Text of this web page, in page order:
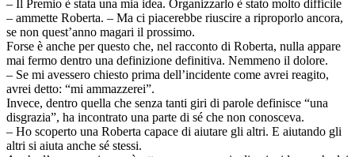
– Il Premio è stata una mia idea. Organizzarlo è stato molto difficile
– ammette Roberta. – Ma ci piacerebbe riuscire a riproporlo ancora,
se non quest’anno magari il prossimo.
Forse è anche per questo che, nel racconto di Roberta, nulla appare
mai fermo dentro una definizione definitiva. Nemmeno il dolore.
– Se mi avessero chiesto prima dell’incidente come avrei reagito,
avrei detto: “mi ammazzerei”.
Invece, dentro quella che senza tanti giri di parole definisce “una
disgrazia”, ha incontrato una parte di sé che non conosceva.
– Ho scoperto una Roberta capace di aiutare gli altri. E aiutando gli
altri si aiuta anche sé stessi.